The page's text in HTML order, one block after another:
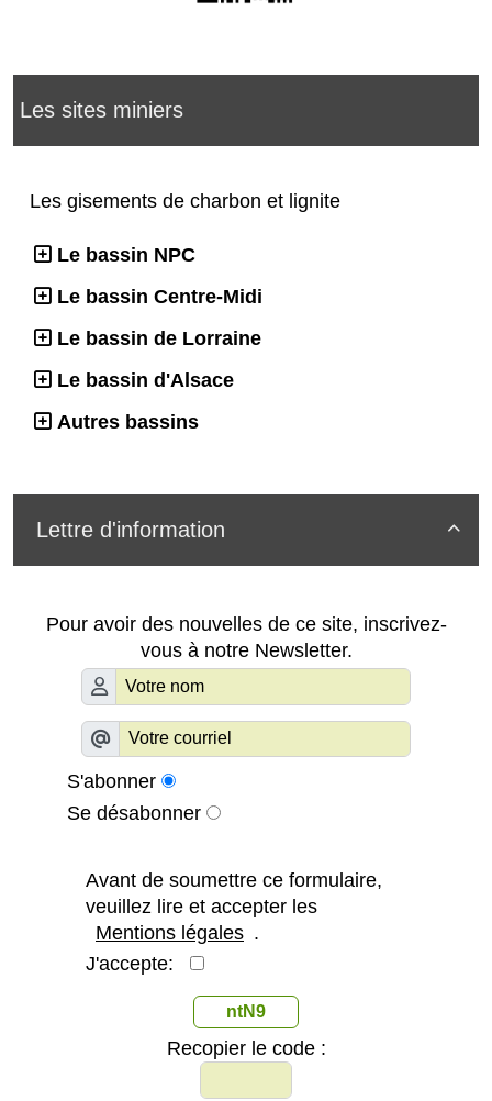
Les sites miniers
Les gisements de charbon et lignite
Le bassin NPC
Le bassin Centre-Midi
Le bassin de Lorraine
Le bassin d'Alsace
Autres bassins

Lettre d'information
Pour avoir des nouvelles de ce site, inscrivez-
vous à notre Newsletter.
S'abonner
Se désabonner
Avant de soumettre ce formulaire,
veuillez lire et accepter les
Mentions légales .
J'accepte:
ntN9
Recopier le code :